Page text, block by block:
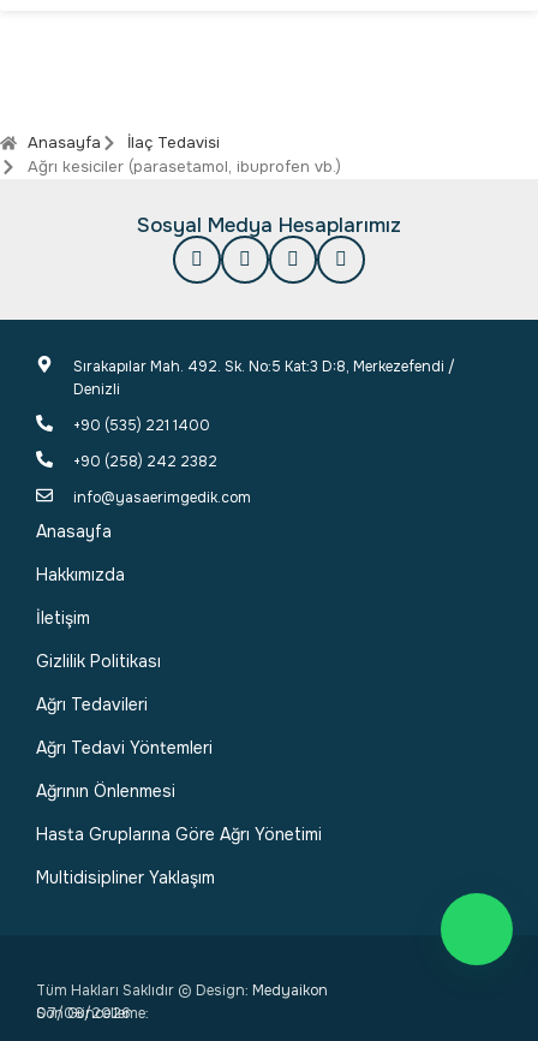
Anasayfa
İlaç Tedavisi
Ağrı kesiciler (parasetamol, ibuprofen vb.)
Sosyal Medya Hesaplarımız
Sırakapılar Mah. 492. Sk. No:5 Kat:3 D:8, Merkezefendi /
Denizli
+90 (535) 221 1400
+90 (258) 242 2382
info@yasaerimgedik.com
Anasayfa
Hakkımızda
İletişim
Gizlilik Politikası
Ağrı Tedavileri
Ağrı Tedavi Yöntemleri
Ağrının Önlenmesi
Hasta Gruplarına Göre Ağrı Yönetimi
Multidisipliner Yaklaşım
Tüm Hakları Saklıdır © Design: Medyaikon
Son Güncelleme:
07/08/2026